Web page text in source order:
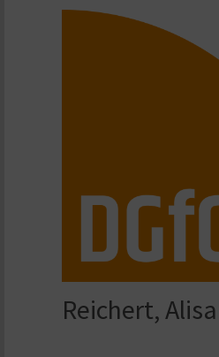
Reichert, Alisa